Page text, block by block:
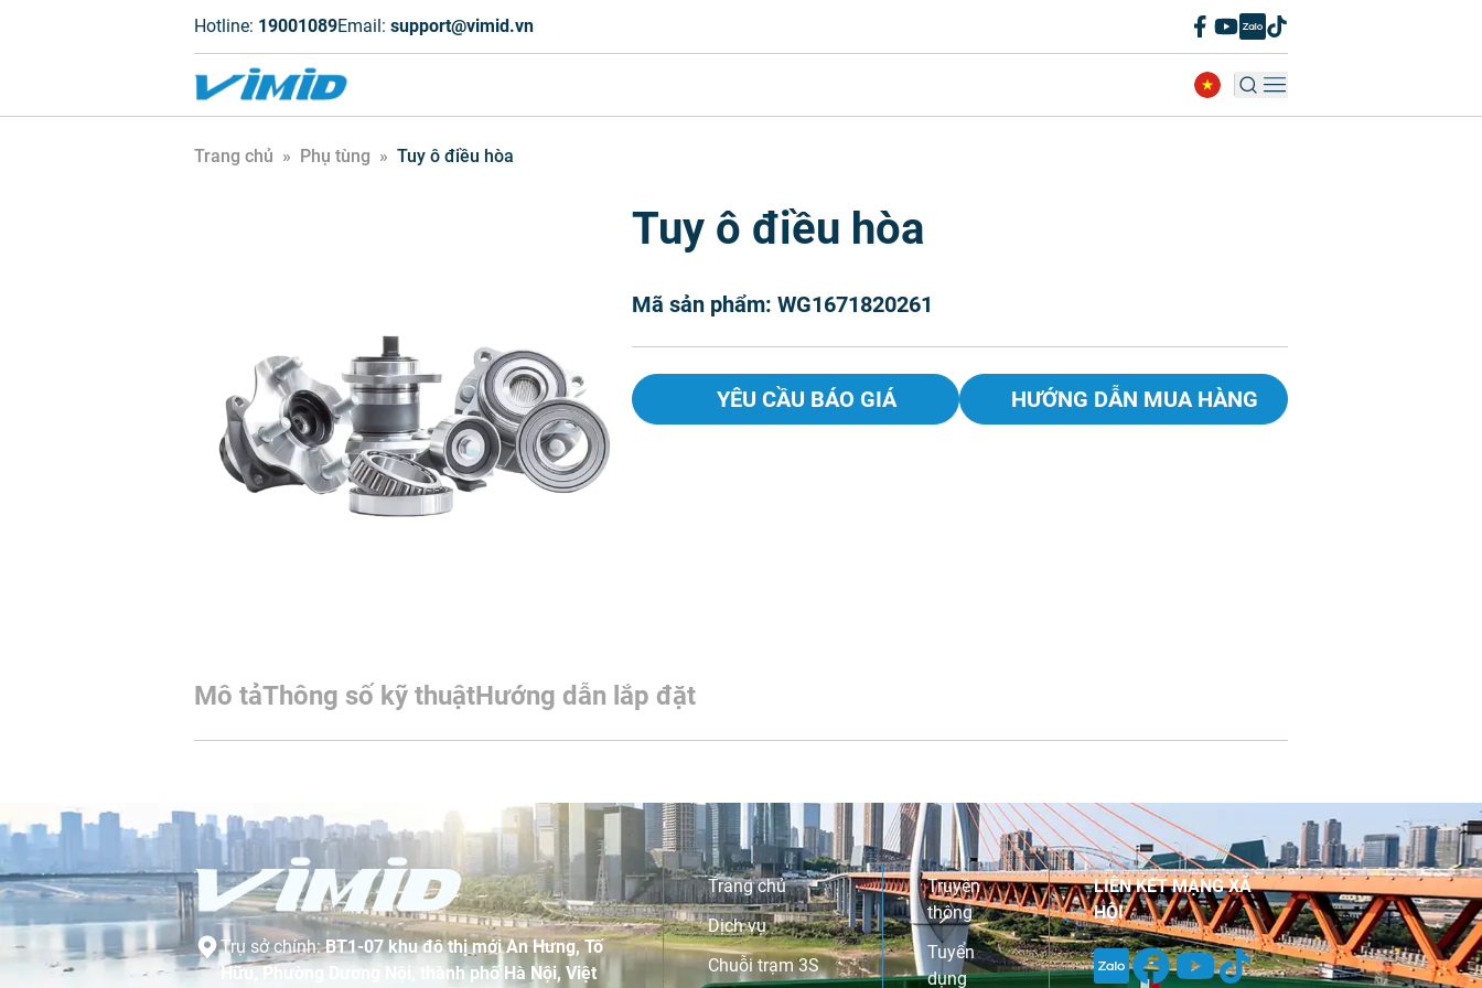
Hotline: 19001089Email: support@vimid.vn
Trang chủ » Phụ tùng » Tuy ô điều hòa
Tuy ô điều hòa
Mã sản phẩm: WG1671820261
YÊU CẦU BÁO GIÁ HƯỚNG DẪN MUA HÀNG
Mô tảThông số kỹ thuậtHướng dẫn lắp đặt
Trụ sở chính:BT1-07 khu đô thị mới An Hưng, Tố
Hữu, Phường Dương Nội, thành phố Hà Nội, Việt
Trang chủ
Dịch vụ
Chuỗi trạm 3S
Truyền
thông
Tuyển
dụng
LIÊN KẾT MẠNG XÃ
HỘI